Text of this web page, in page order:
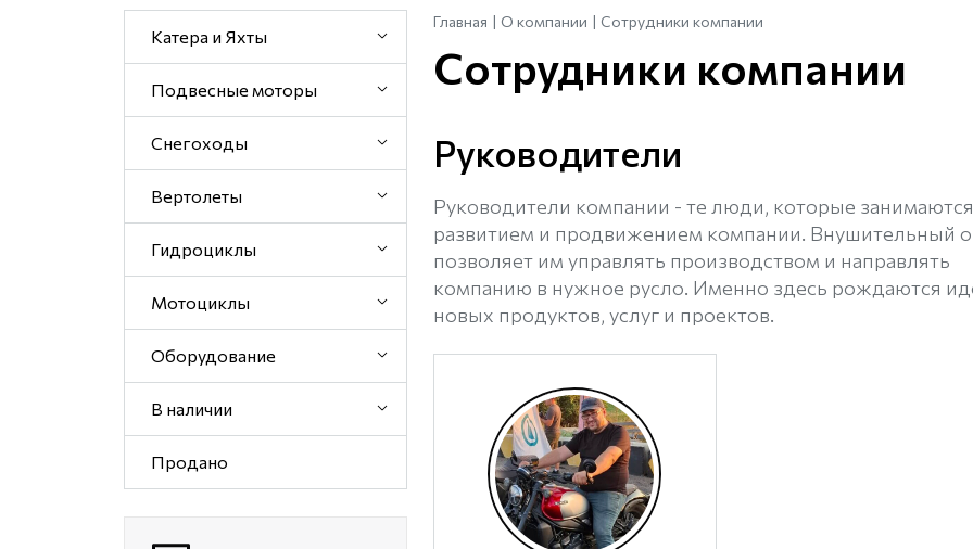
Главная О компании Сотрудники компании
Сотрудники компании
Сотрудники компании
Руководители
Руководители компании - те люди, которые занимаются
развитием и продвижением компании. Внушительный
позволяет им управлять производством и направлять
компанию в нужное русло. Именно здесь рождаются
новых продуктов, услуг и проектов.
Катера и Яхты
Подвесные моторы
Снегоходы
Вертолеты
Гидроциклы
Мотоциклы
Оборудование
В наличии
Продано